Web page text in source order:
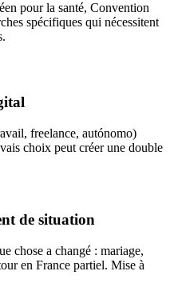
pour la santé, Convention
spécifiques qui nécessitent
freelance, autónomo)
choix peut créer une double
de situation
chose a changé : mariage,
en France partiel. Mise à